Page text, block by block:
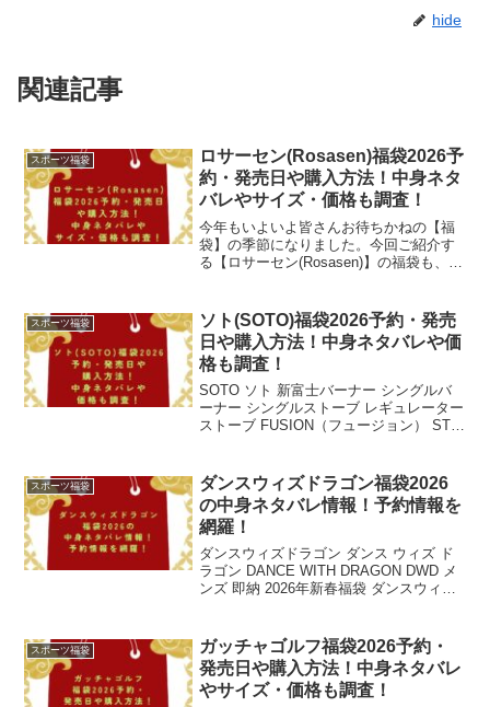
hide
関連記事
スポーツ福袋
ロサーセン(Rosasen)福袋2026予
約・発売日や購入方法！中身ネタ
バレやサイズ・価格も調査！
今年もいよいよ皆さんお待ちかねの【福
袋】の季節になりました。今回ご紹介す
る【ロサーセン(Rosasen)】の福袋も、楽
創業されたゴルフブランドです。そのデ
ザインテーマ...
スポーツ福袋
ソト(SOTO)福袋2026予約・発売
日や購入方法！中身ネタバレや価
格も調査！
SOTO ソト 新富士バーナー シングルバ
ーナー シングルストーブ レギュレーター
ストーブ FUSION（フュージョン） ST-
料別)(...
スポーツ福袋
ダンスウィズドラゴン福袋2026
の中身ネタバレ情報！予約情報を
網羅！
ダンスウィズドラゴン ダンス ウィズ ド
ラゴン DANCE WITH DRAGON DWD メ
ンズ 即納 2026年新春福袋 ダンスウィズ
定 【送...
スポーツ福袋
ガッチャゴルフ福袋2026予約・
発売日や購入方法！中身ネタバレ
やサイズ・価格も調査！